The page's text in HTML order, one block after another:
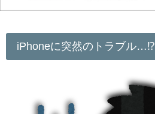
iPhoneに突然のトラブル…⁉